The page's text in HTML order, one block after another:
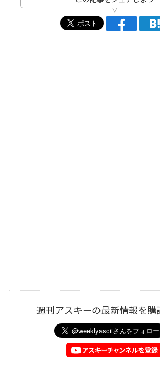
週刊アスキーの最新情報を購